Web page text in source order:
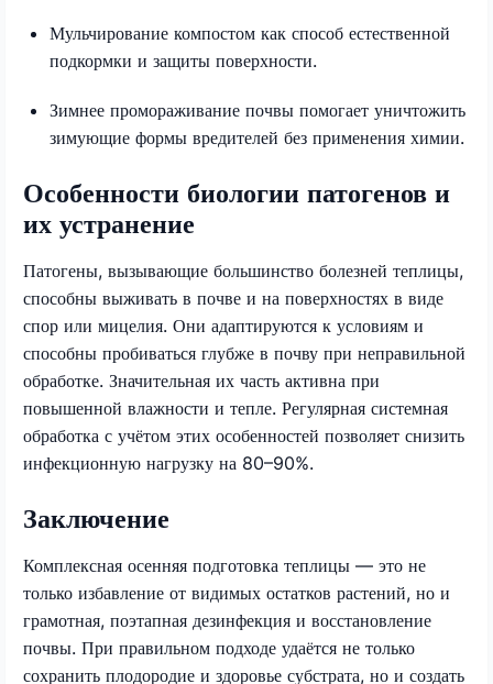
Мульчирование компостом как способ естественной
подкормки и защиты поверхности.
Зимнее промораживание почвы помогает уничтожить
зимующие формы вредителей без применения химии.
Особенности биологии патогенов и
их устранение
Патогены, вызывающие большинство болезней теплицы,
способны выживать в почве и на поверхностях в виде
спор или мицелия. Они адаптируются к условиям и
способны пробиваться глубже в почву при неправильной
обработке. Значительная их часть активна при
повышенной влажности и тепле. Регулярная системная
обработка с учётом этих особенностей позволяет снизить
инфекционную нагрузку на 80–90%.
Заключение
Комплексная осенняя подготовка теплицы — это не
только избавление от видимых остатков растений, но и
грамотная, поэтапная дезинфекция и восстановление
почвы. При правильном подходе удаётся не только
сохранить плодородие и здоровье субстрата, но и создать